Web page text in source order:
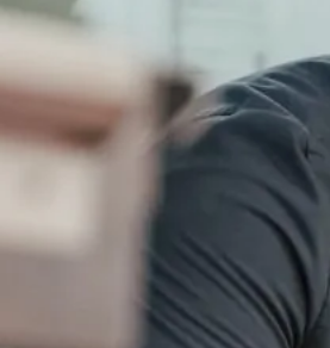
Hotel und Bio-Restaurant in der
der 3-Sterne Superior
sowie zwei Restaurants
liegt mitten in Grünwald, im
Speisen nur Produkte aus
Bestreben ist unsere Gäste